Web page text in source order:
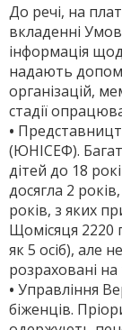
До речі, на
вкладенні
інформація
надають
організацій,
стадії
•
(ЮНІСЕФ).
дітей до 18
досягла 2
років, з яких
Щомісяця 2220
як 5 осіб), але
розраховані
• Управління
біженців.